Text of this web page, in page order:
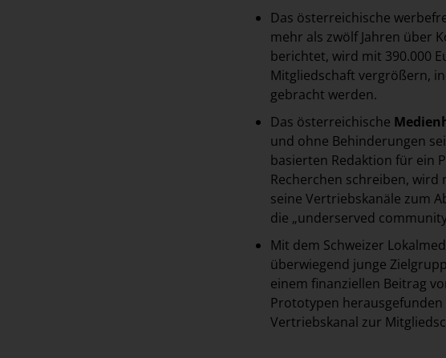
Das österreichische
mehr als zwölf Jahren über
berichtet, wird mit 390.000
Mitgliedschaft vergrößern,
gebracht werden.
Das österreichische
und ohne Behinderungen
basierten Redaktion für ein
Recherchen schreiben,
seine Vertriebskanäle zum
die „underserved
Mit dem Schweizer
überwiegend junge
einem finanziellen Beitrag
Prototypen
Vertriebskanal zur